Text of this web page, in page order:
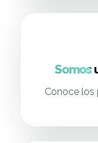
Somos
Conoce los